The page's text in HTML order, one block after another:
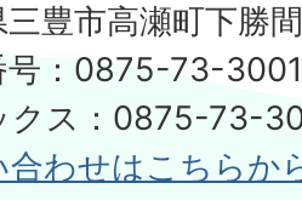
三豊市高瀬町下勝
号：0875-73-
クス：0875-73-
合わせはこちらか